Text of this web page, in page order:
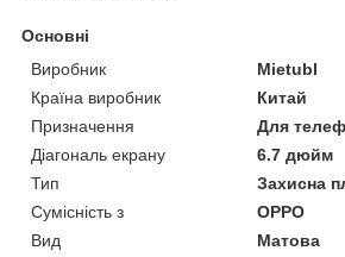
Основні
Виробник
Mietubl
Країна виробник
Китай
Призначення
Для
Діагональ екрану
6.7 дюйм
Тип
Захисна
Сумісність з
OPPO
Вид
Матова